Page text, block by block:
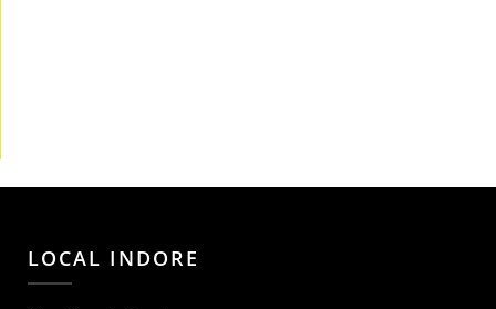
LOCAL INDORE